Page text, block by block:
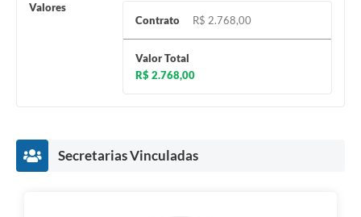
Valores
Contrato
R$ 2.768,00
Valor Total
R$ 2.768,00
Secretarias Vinculadas